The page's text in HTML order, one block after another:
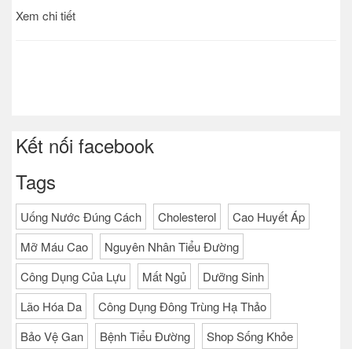
Xem chi tiết
Kết nối facebook
Tags
Uống Nước Đúng Cách Cholesterol
Cao Huyết Áp
Mỡ Máu Cao
Nguyên Nhân Tiểu Đường
Công Dụng Của Lựu
Mất Ngủ
Dưỡng Sinh
Lão Hóa Da
Công Dụng Đông Trùng Hạ Thảo
Bảo Vệ Gan
Bệnh Tiểu Đường
Shop Sống Khỏe